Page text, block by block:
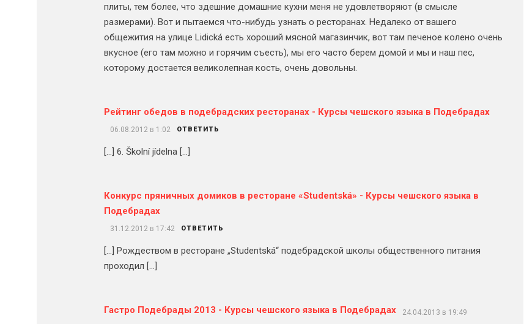
плиты, тем более, что здешние домашние кухни меня не удовлетворяют (в смысле
размерами). Вот и пытаемся что-нибудь узнать о ресторанах. Недалеко от вашего
общежития на улице Lidická есть хороший мясной магазинчик, вот там печеное колено очень
вкусное (его там можно и горячим съесть), мы его часто берем домой и мы и наш пес,
которому достается великолепная кость, очень довольны.
Рейтинг обедов в подебрадских ресторанах - Курсы чешского языка в Подебрадах
06.08.2012 в 1:02 ОТВЕТИТЬ
[…] 6. Školní jídelna […]
Конкурс пряничных домиков в ресторане «Studentská» - Курсы чешского языка в
Подебрадах
31.12.2012 в 17:42 ОТВЕТИТЬ
[…] Рождеством в ресторане „Studentská“ подебрадской школы общественного питания
проходил […]
Гастро Подебрады 2013 - Курсы чешского языка в Подебрадах 24.04.2013 в 19:49